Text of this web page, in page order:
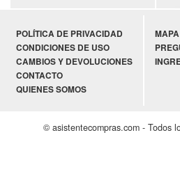
POLÍTICA DE PRIVACIDAD
CONDICIONES DE USO
CAMBIOS Y DEVOLUCIONES
CONTACTO
QUIENES SOMOS
© asistentecompras.com - Todos